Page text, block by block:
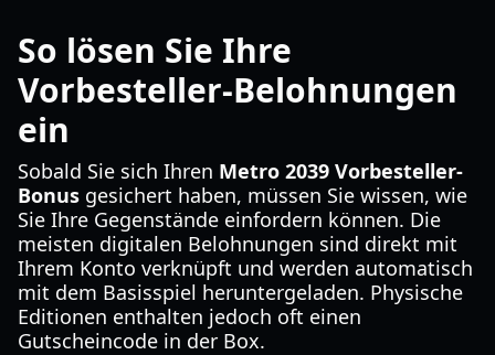
So lösen Sie Ihre
Vorbesteller-Belohnungen
ein
Sobald Sie sich Ihren Metro 2039 Vorbesteller-
Bonus gesichert haben, müssen Sie wissen, wie
Sie Ihre Gegenstände einfordern können. Die
meisten digitalen Belohnungen sind direkt mit
Ihrem Konto verknüpft und werden automatisch
mit dem Basisspiel heruntergeladen. Physische
Editionen enthalten jedoch oft einen
Gutscheincode in der Box.